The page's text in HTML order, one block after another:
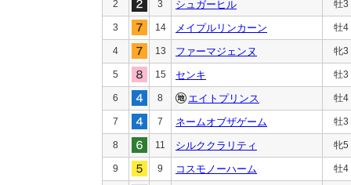
2 3 シュガーヒル 牡3
3 14 メイプルリンカーン 牡4
4 13 ファーマジェンヌ 牝3
5 15 センキ 牡3
6 8 エイトプリンス 牡4
7 7 ネームオブザゲーム 牡3
8 11 シルククラリティ 牝5
9 9 コスモノーハーム 牡4